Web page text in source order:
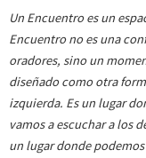
Un Encuentro es un
Encuentro no es una
oradores, sino un
diseñado como otra
izquierda. Es un lugar
vamos a escuchar a los
un lugar donde